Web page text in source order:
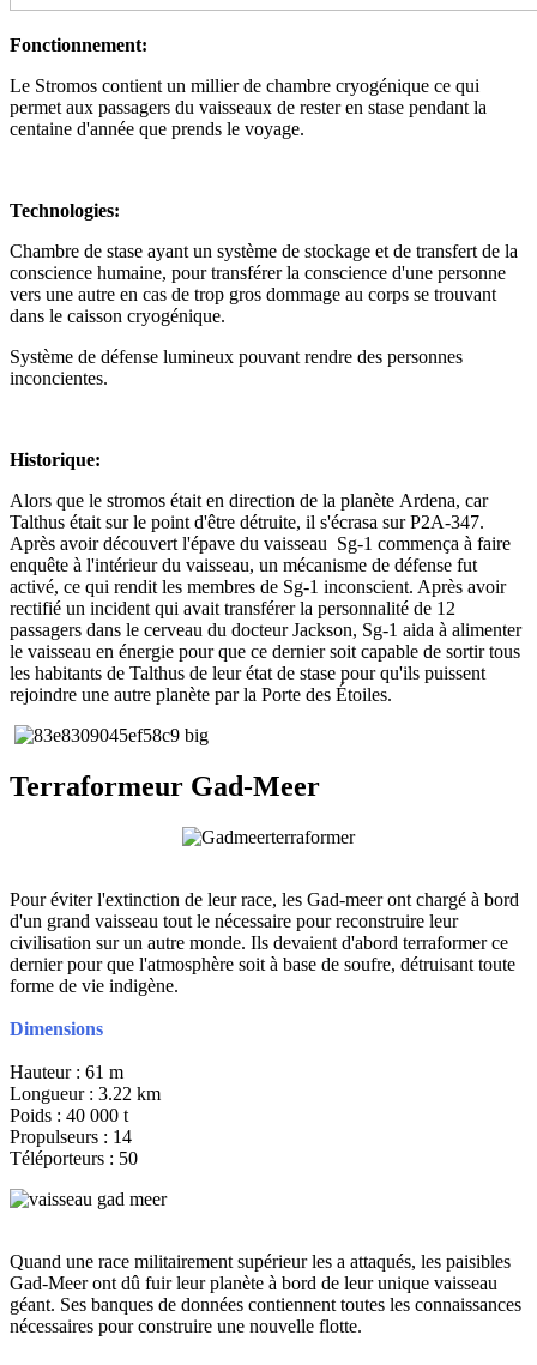
Fonctionnement:
Le Stromos contient un millier de chambre cryogénique ce qui
permet aux passagers du vaisseaux de rester en stase pendant la
centaine d'année que prends le voyage.
Technologies:
Chambre de stase ayant un système de stockage et de transfert de la
conscience humaine, pour transférer la conscience d'une personne
vers une autre en cas de trop gros dommage au corps se trouvant
dans le caisson cryogénique.
Système de défense lumineux pouvant rendre des personnes
inconcientes.
Historique:
Alors que le stromos était en direction de la planète Ardena, car
Talthus était sur le point d'être détruite, il s'écrasa sur P2A-347.
Après avoir découvert l'épave du vaisseau Sg-1 commença à faire
enquête à l'intérieur du vaisseau, un mécanisme de défense fut
activé, ce qui rendit les membres de Sg-1 inconscient. Après avoir
rectifié un incident qui avait transférer la personnalité de 12
passagers dans le cerveau du docteur Jackson, Sg-1 aida à alimenter
le vaisseau en énergie pour que ce dernier soit capable de sortir tous
les habitants de Talthus de leur état de stase pour qu'ils puissent
rejoindre une autre planète par la Porte des Étoiles.
Terraformeur Gad-Meer
Pour éviter l'extinction de leur race, les Gad-meer ont chargé à bord
d'un grand vaisseau tout le nécessaire pour reconstruire leur
civilisation sur un autre monde. Ils devaient d'abord terraformer ce
dernier pour que l'atmosphère soit à base de soufre, détruisant toute
forme de vie indigène.
Dimensions
Hauteur : 61 m
Longueur : 3.22 km
Poids : 40 000 t
Propulseurs : 14
Téléporteurs : 50
Quand une race militairement supérieur les a attaqués, les paisibles
Gad-Meer ont dû fuir leur planète à bord de leur unique vaisseau
géant. Ses banques de données contiennent toutes les connaissances
nécessaires pour construire une nouvelle flotte.